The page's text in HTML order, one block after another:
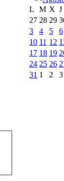
L
M X J
27 28 29
3
4 5 6
10 11 12
17 18 19
24 25 26
31 1 2 3